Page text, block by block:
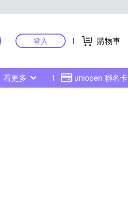
登入 購物車
看更多 uniopen 聯名卡